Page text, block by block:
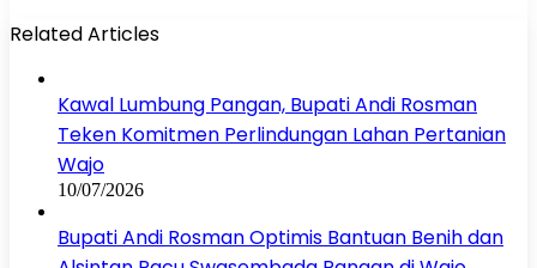
Related Articles
Kawal Lumbung Pangan, Bupati Andi Rosman
Teken Komitmen Perlindungan Lahan Pertanian
Wajo
10/07/2026
Bupati Andi Rosman Optimis Bantuan Benih dan